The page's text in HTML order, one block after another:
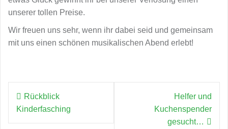
unserer tollen Preise.
Wir freuen uns sehr, wenn ihr dabei seid und gemeinsam
mit uns einen schönen musikalischen Abend erlebt!
Beitragsnavigation
Rückblick
Kinderfasching
Helfer und
Kuchenspender
gesucht…